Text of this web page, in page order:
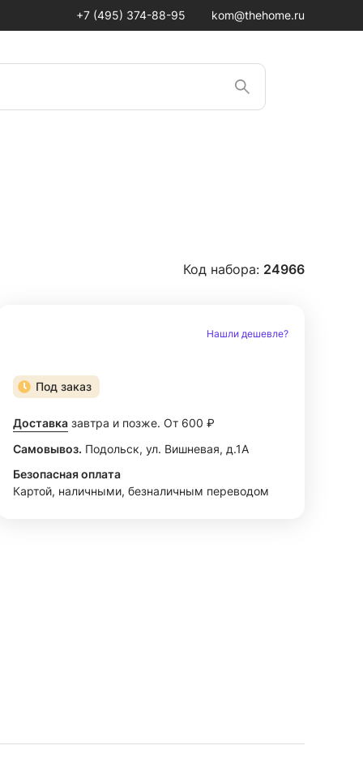
+7 (495) 374-88-95 kom@thehome.ru
Код набора: 24966
Нашли дешевле?
Под заказ
Доставка завтра и позже. От 600 ₽
Самовывоз. Подольск, ул. Вишневая, д.1А
Безопасная оплата
Картой, наличными, безналичным переводом